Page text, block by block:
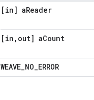
[in] aReader
[in , out] aCount
WEAVE_NO_ERROR